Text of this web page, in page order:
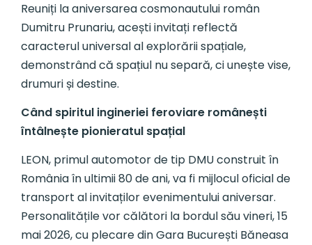
Reuniți la aniversarea cosmonautului român
Dumitru Prunariu, acești invitați reflectă
caracterul universal al explorării spațiale,
demonstrând că spațiul nu separă, ci unește vise,
drumuri și destine.
Când spiritul ingineriei feroviare românești
întâlnește pionieratul spațial
LEON, primul automotor de tip DMU construit în
România în ultimii 80 de ani, va fi mijlocul oficial de
transport al invitaților evenimentului aniversar.
Personalitățile vor călători la bordul său vineri, 15
mai 2026, cu plecare din Gara București Băneasa